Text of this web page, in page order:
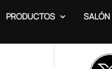
PRODUCTOS SALÓN